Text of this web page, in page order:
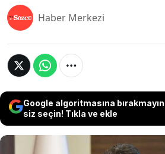
Haber Merkezi
Google algoritmasına
siz seçin! Tıkla ve ekle